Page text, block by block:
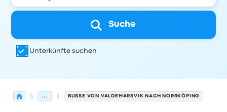
Suche
Unterkünfte suchen
... BUSSE VON VALDEMARSVIK NACH NORRKÖPING